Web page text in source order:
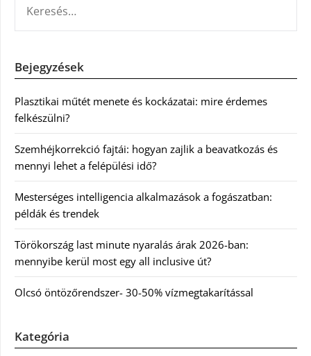
Bejegyzések
Plasztikai műtét menete és kockázatai: mire érdemes
felkészülni?
Szemhéjkorrekció fajtái: hogyan zajlik a beavatkozás és
mennyi lehet a felépülési idő?
Mesterséges intelligencia alkalmazások a fogászatban:
példák és trendek
Törökország last minute nyaralás árak 2026-ban:
mennyibe kerül most egy all inclusive út?
Olcsó öntözőrendszer- 30-50% vízmegtakarítással
Kategória